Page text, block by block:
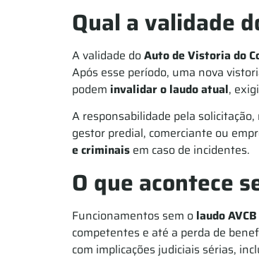
Qual a validade
A validade doAuto de Vistoria do
Após esse período, uma nova
podem invalidar o laudo atual,
A responsabilidade pela
gestor predial, comerciante ou
e criminais em caso de incidentes.
O que acontece
Funcionamentos sem o laudo AVCB
competentes e até a perda de
com implicações judiciais sérias,